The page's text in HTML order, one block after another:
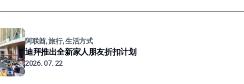
阿联酋, 旅行, 生活方式
迪拜推出全新家人朋友折扣计划
2026. 07. 22